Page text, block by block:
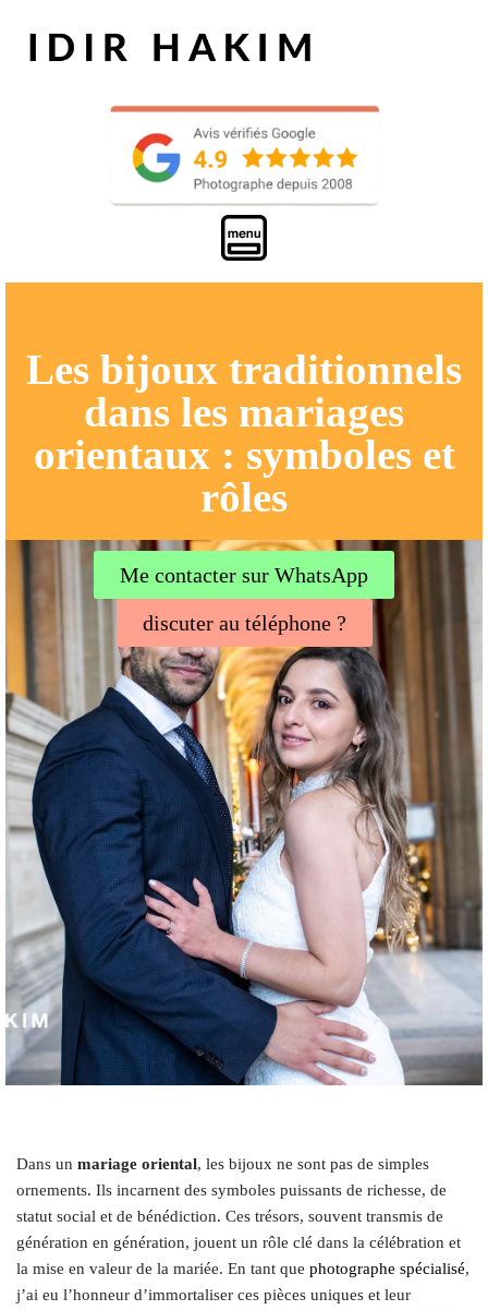
Les bijoux traditionnels
dans les mariages
orientaux : symboles et
rôles
Me contacter sur WhatsApp
discuter au téléphone ?
Dans un mariage oriental, les bijoux ne sont pas de simples
ornements. Ils incarnent des symboles puissants de richesse, de
statut social et de bénédiction. Ces trésors, souvent transmis de
génération en génération, jouent un rôle clé dans la célébration et
la mise en valeur de la mariée. En tant que photographe spécialisé,
j’ai eu l’honneur d’immortaliser ces pièces uniques et leur